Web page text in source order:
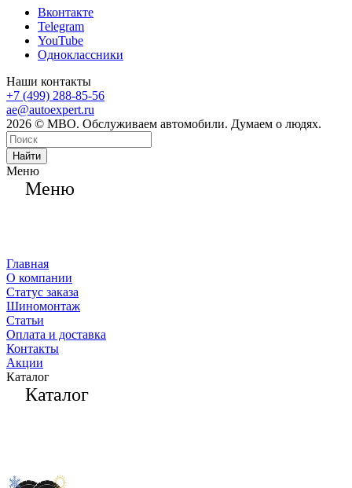
Вконтакте
Telegram
YouTube
Одноклассники
Наши контакты
+7 (499) 288-85-56
ae@autoexpert.ru
2026 © МВО. Обслуживаем автомобили. Думаем о людях.
Найти
Меню
Меню
Главная
О компании
Статус заказа
Шиномонтаж
Статьи
Оплата и доставка
Контакты
Акции
Каталог
Каталог